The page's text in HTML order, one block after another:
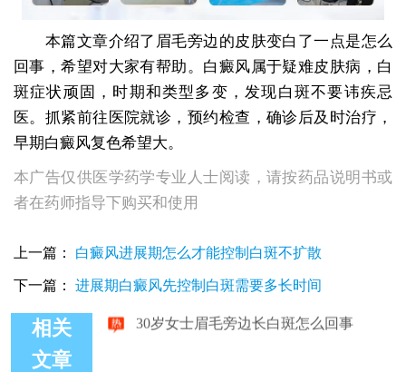
本篇文章介绍了眉毛旁边的皮肤变白了一点是怎么
回事，希望对大家有帮助。白癜风属于疑难皮肤病，白
斑症状顽固，时期和类型多变，发现白斑不要讳疾忌
医。抓紧前往医院就诊，预约检查，确诊后及时治疗，
早期白癜风复色希望大。
本广告仅供医学药学专业人士阅读，请按药品说明书或
者在药师指导下购买和使用
上一篇： 白癜风进展期怎么才能控制白斑不扩散
下一篇： 进展期白癜风先控制白斑需要多长时间
相关
文章
眉毛旁边长白斑是什么原因引起的
眉毛旁边的皮肤变白了一点是怎么回事